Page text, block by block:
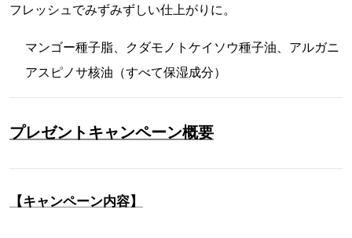
フレッシュでみずみずしい仕上がりに。
マンゴー種子脂、クダモノトケイソウ種子油、アルガニ
アスピノサ核油（すべて保湿成分）
プレゼントキャンペーン概要
【キャンペーン内容】